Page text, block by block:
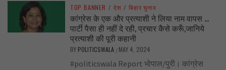
TOP BANNER / देश / बिहार चुनाव
कांग्रेस के एक और प्रत्याशी ने लिया नाम वापस …
पार्टी पैसा ही नहीं दे रही, प्रचार कैसे करूँ,जानिये
प्रत्याशी की पूरी कहानी
BY POLITICSWALA / MAY 4, 2024
#politicswala Report भोपाल/पुरी। कांग्रेस